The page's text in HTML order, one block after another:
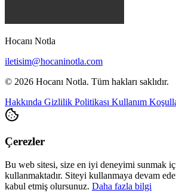
Hocanı Notla
iletisim@hocaninotla.com
© 2026 Hocanı Notla. Tüm hakları saklıdır.
Hakkında Gizlilik Politikası Kullanım
Çerezler
Bu web sitesi, size en iyi deneyimi sunmak
kullanmaktadır. Siteyi kullanmaya devam
kabul etmiş olursunuz. Daha fazla bilgi